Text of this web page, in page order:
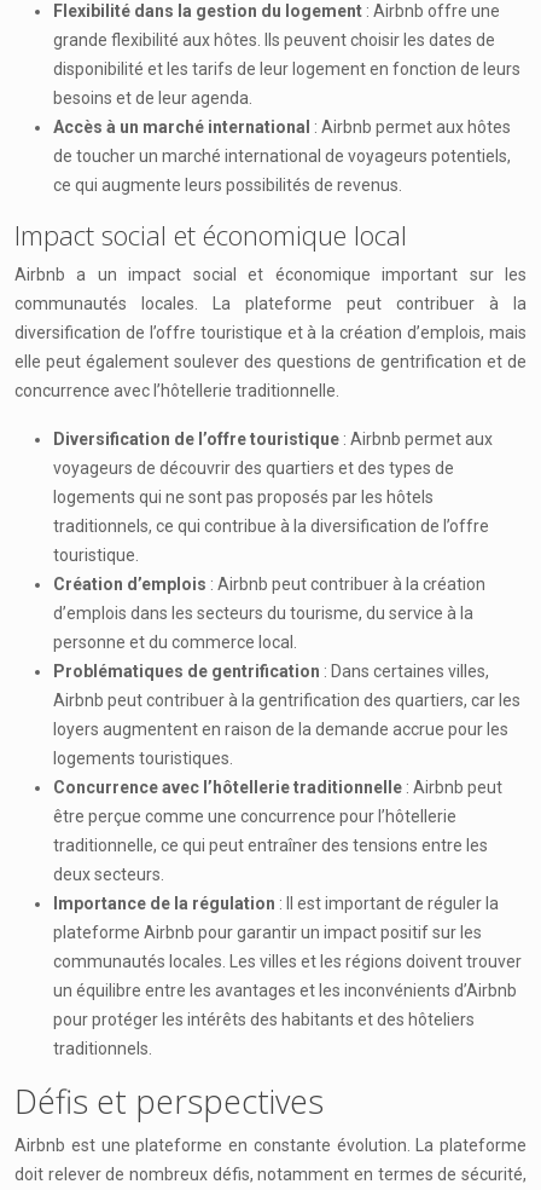
Flexibilité dans la gestion du logement : Airbnb offre une
grande flexibilité aux hôtes. Ils peuvent choisir les dates de
disponibilité et les tarifs de leur logement en fonction de leurs
besoins et de leur agenda.
Accès à un marché international : Airbnb permet aux hôtes
de toucher un marché international de voyageurs potentiels,
ce qui augmente leurs possibilités de revenus.
Impact social et économique local
Airbnb a un impact social et économique important sur les
communautés locales. La plateforme peut contribuer à la
diversification de l’offre touristique et à la création d’emplois, mais
elle peut également soulever des questions de gentrification et de
concurrence avec l’hôtellerie traditionnelle.
Diversification de l’offre touristique : Airbnb permet aux
voyageurs de découvrir des quartiers et des types de
logements qui ne sont pas proposés par les hôtels
traditionnels, ce qui contribue à la diversification de l’offre
touristique.
Création d’emplois : Airbnb peut contribuer à la création
d’emplois dans les secteurs du tourisme, du service à la
personne et du commerce local.
Problématiques de gentrification : Dans certaines villes,
Airbnb peut contribuer à la gentrification des quartiers, car les
loyers augmentent en raison de la demande accrue pour les
logements touristiques.
Concurrence avec l’hôtellerie traditionnelle : Airbnb peut
être perçue comme une concurrence pour l’hôtellerie
traditionnelle, ce qui peut entraîner des tensions entre les
deux secteurs.
Importance de la régulation : Il est important de réguler la
plateforme Airbnb pour garantir un impact positif sur les
communautés locales. Les villes et les régions doivent trouver
un équilibre entre les avantages et les inconvénients d’Airbnb
pour protéger les intérêts des habitants et des hôteliers
traditionnels.
Défis et perspectives
Airbnb est une plateforme en constante évolution. La plateforme
doit relever de nombreux défis, notamment en termes de sécurité,